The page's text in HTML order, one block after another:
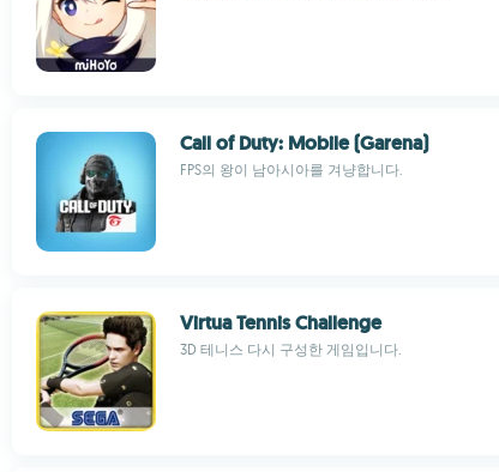
Call of Duty: Mobile (Garena)
FPS의 왕이 남아시아를 겨냥합니다.
Virtua Tennis Challenge
3D 테니스 다시 구성한 게임입니다.